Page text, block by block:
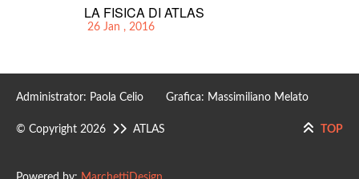
LA FISICA DI ATLAS
26 Jan , 2016
Administrator: Paola Celio Grafica: Massimiliano Melato
© Copyright 2026 ATLAS TOP